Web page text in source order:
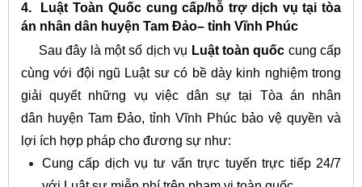
4. Luật Toàn Quốc cung cấp/hỗ trợ dịch vụtại tòa
án nhân dân huyện Tam Đảo– tỉnh Vĩnh Phúc
Sau đây là một số dịch vụ Luật toàn quốc cung cấp
cùng với đội ngũ Luật sư có bề dày kinh nghiệm trong
giải quyết những vụ việc dân sự tại Tòa án nhân
dân huyện Tam Đảo, tỉnh Vĩnh Phúc bảo vệ quyền và
lợi ích hợp pháp cho đương sự như:
Cung cấp dịch vụ tư vấn trực tuyến trực tiếp 24/7